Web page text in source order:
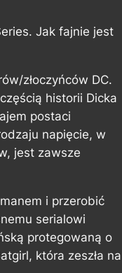
Jak fajnie jest
złoczyńców DC.
historii Dicka
postaci
napięcie, w
jest zawsze
i przerobić
serialowi
protegowaną o
która zeszła na